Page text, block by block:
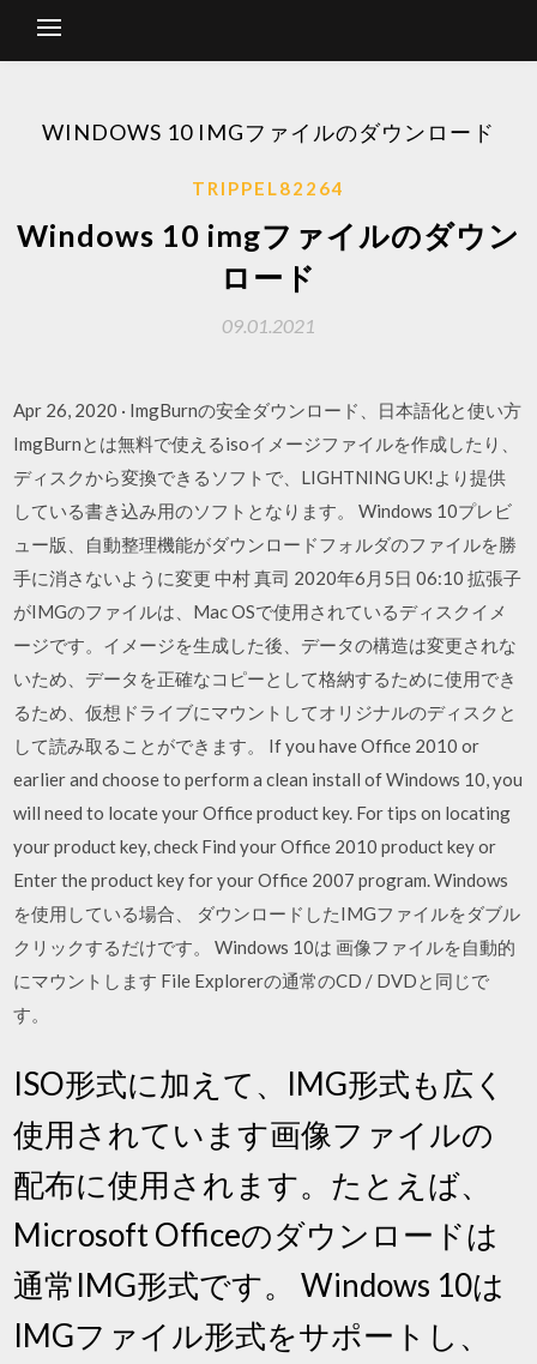
WINDOWS 10 IMGファイルのダウンロード
TRIPPEL82264
Windows 10 imgファイルのダウン
ロード
09.01.2021
Apr 26, 2020 · ImgBurnの安全ダウンロード、日本語化と使い方
ImgBurnとは無料で使えるisoイメージファイルを作成したり、
ディスクから変換できるソフトで、LIGHTNING UK!より提供
している書き込み用のソフトとなります。 Windows 10プレビ
ュー版、自動整理機能がダウンロードフォルダのファイルを勝
手に消さないように変更 中村 真司 2020年6月5日 06:10 拡張子
がIMGのファイルは、Mac OSで使用されているディスクイメ
ージです。イメージを生成した後、データの構造は変更されな
いため、データを正確なコピーとして格納するために使用でき
るため、仮想ドライブにマウントしてオリジナルのディスクと
して読み取ることができます。 If you have Office 2010 or
earlier and choose to perform a clean install of Windows 10, you
will need to locate your Office product key. For tips on locating
your product key, check Find your Office 2010 product key or
Enter the product key for your Office 2007 program. Windows
を使用している場合、 ダウンロードしたIMGファイルをダブル
クリックするだけです。 Windows 10は 画像ファイルを自動的
にマウントします File Explorerの通常のCD / DVDと同じで
す。
ISO形式に加えて、IMG形式も広く
使用されています画像ファイルの
配布に使用されます。たとえば、
Microsoft Officeのダウンロードは
通常IMG形式です。 Windows 10は
IMGファイル形式をサポートし、